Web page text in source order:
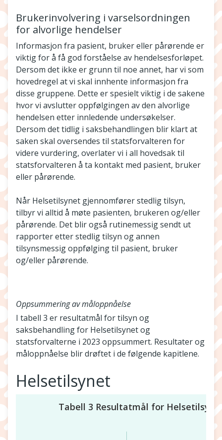
Brukerinvolvering i varselsordningen
for alvorlige hendelser
Informasjon fra pasient, bruker eller pårørende er
viktig for å få god forståelse av hendelsesforløpet.
Dersom det ikke er grunn til noe annet, har vi som
hovedregel at vi skal innhente informasjon fra
disse gruppene. Dette er spesielt viktig i de sakene
hvor vi avslutter oppfølgingen av den alvorlige
hendelsen etter innledende undersøkelser.
Dersom det tidlig i saksbehandlingen blir klart at
saken skal oversendes til statsforvalteren for
videre vurdering, overlater vi i all hovedsak til
statsforvalteren å ta kontakt med pasient, bruker
eller pårørende.
Når Helsetilsynet gjennomfører stedlig tilsyn,
tilbyr vi alltid å møte pasienten, brukeren og/eller
pårørende. Det blir også rutinemessig sendt ut
rapporter etter stedlig tilsyn og annen
tilsynsmessig oppfølging til pasient, bruker
og/eller pårørende.
Oppsummering av måloppnåelse
I tabell 3 er resultatmål for tilsyn og
saksbehandling for Helsetilsynet og
statsforvalterne i 2023 oppsummert. Resultater og
måloppnåelse blir drøftet i de følgende kapitlene.
Helsetilsynet
Tabell 3 Resultatmål for